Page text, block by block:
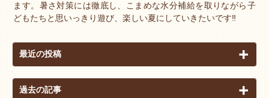
ます。暑さ対策には徹底し、こまめな水分補給を取りながら子
どもたちと思いっきり遊び、楽しい夏にしていきたいです‼︎
最近の投稿
過去の記事